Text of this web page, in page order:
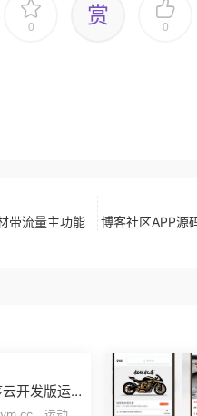
0 赏 0
带流量主功能
博客社区APP源
开发版运
健身房乒